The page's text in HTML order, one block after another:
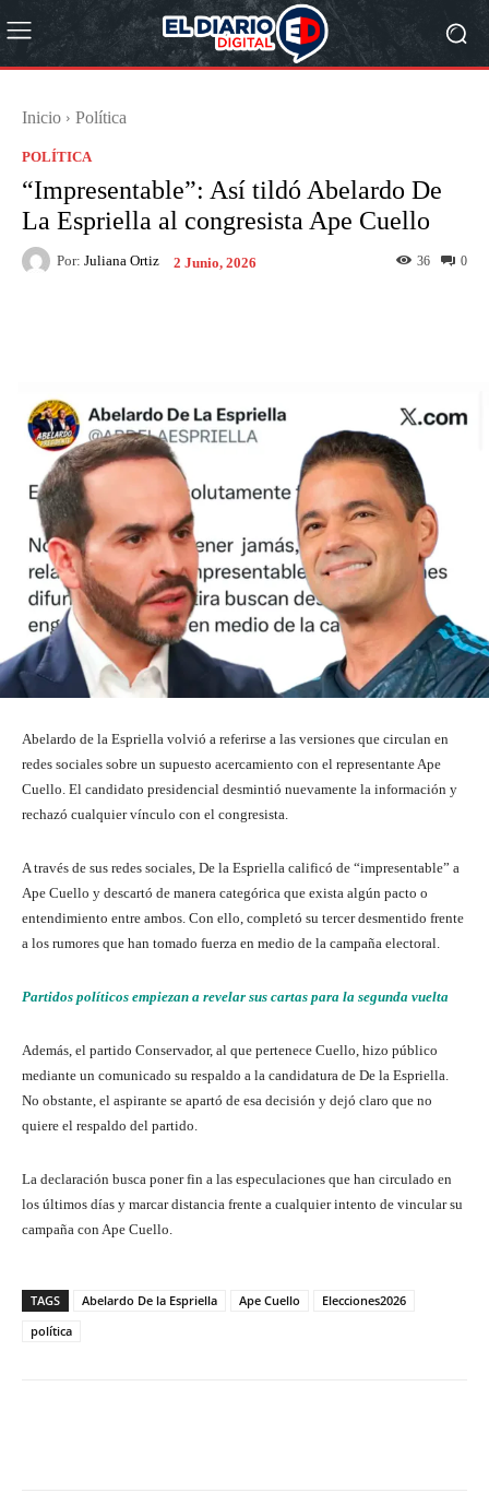
Inicio Política
POLÍTICA
“Impresentable”: Así tildó Abelardo De
La Espriella al congresista Ape Cuello
Por: Juliana Ortiz 2 Junio, 2026 0
36
Abelardo de la Espriella volvió a referirse a las versiones que circulan en
redes sociales sobre un supuesto acercamiento con el representante Ape
Cuello. El candidato presidencial desmintió nuevamente la información y
rechazó cualquier vínculo con el congresista.
A través de sus redes sociales, De la Espriella calificó de “impresentable” a
Ape Cuello y descartó de manera categórica que exista algún pacto o
entendimiento entre ambos. Con ello, completó su tercer desmentido frente
a los rumores que han tomado fuerza en medio de la campaña electoral.
Partidos políticos empiezan a revelar sus cartas para la segunda vuelta
Además, el partido Conservador, al que pertenece Cuello, hizo público
mediante un comunicado su respaldo a la candidatura de De la Espriella.
No obstante, el aspirante se apartó de esa decisión y dejó claro que no
quiere el respaldo del partido.
La declaración busca poner fin a las especulaciones que han circulado en
los últimos días y marcar distancia frente a cualquier intento de vincular su
campaña con Ape Cuello.
TAGS Abelardo De la Espriella Ape Cuello
Elecciones2026
política